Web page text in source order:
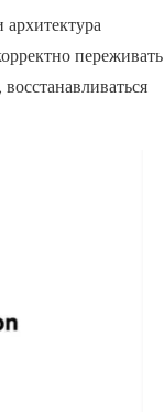
архитектура
переживать